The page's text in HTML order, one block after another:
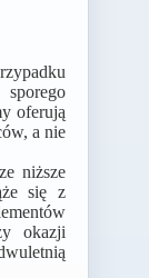
oferują
a nie
niższe
się z
okazji